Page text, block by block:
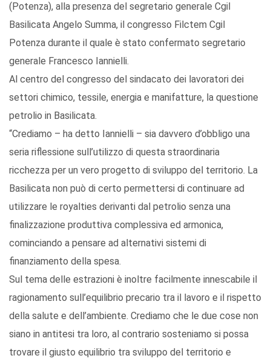
(Potenza), alla presenza del segretario generale Cgil
Basilicata Angelo Summa, il congresso Filctem Cgil
Potenza durante il quale è stato confermato segretario
generale Francesco Iannielli.
Al centro del congresso del sindacato dei lavoratori dei
settori chimico, tessile, energia e manifatture, la questione
petrolio in Basilicata.
“Crediamo – ha detto Iannielli – sia davvero d’obbligo una
seria riflessione sull’utilizzo di questa straordinaria
ricchezza per un vero progetto di sviluppo del territorio. La
Basilicata non può di certo permettersi di continuare ad
utilizzare le royalties derivanti dal petrolio senza una
finalizzazione produttiva complessiva ed armonica,
cominciando a pensare ad alternativi sistemi di
finanziamento della spesa.
Sul tema delle estrazioni è inoltre facilmente innescabile il
ragionamento sull’equilibrio precario tra il lavoro e il rispetto
della salute e dell’ambiente. Crediamo che le due cose non
siano in antitesi tra loro, al contrario sosteniamo si possa
trovare il giusto equilibrio tra sviluppo del territorio e